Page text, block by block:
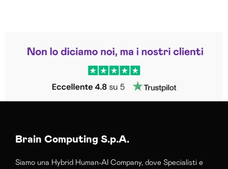
Trustpilot
Brain Computing S.p.A.
Siamo una Hybrid Human-AI Company, dove Specialisti e